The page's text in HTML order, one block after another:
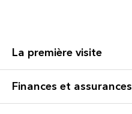
La première visite
Finances et assurances